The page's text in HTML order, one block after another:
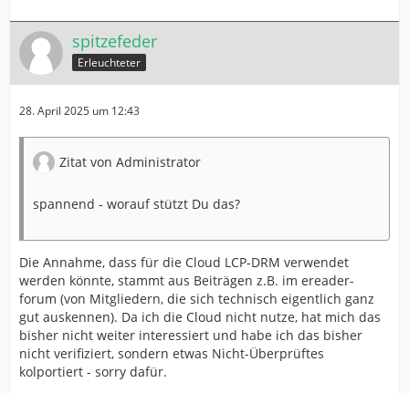
spitzefeder
Erleuchteter
28. April 2025 um 12:43
Zitat von Administrator
spannend - worauf stützt Du das?
Die Annahme, dass für die Cloud LCP-DRM verwendet
werden könnte, stammt aus Beiträgen z.B. im ereader-
forum (von Mitgliedern, die sich technisch eigentlich ganz
gut auskennen). Da ich die Cloud nicht nutze, hat mich das
bisher nicht weiter interessiert und habe ich das bisher
nicht verifiziert, sondern etwas Nicht-Überprüftes
kolportiert - sorry dafür.